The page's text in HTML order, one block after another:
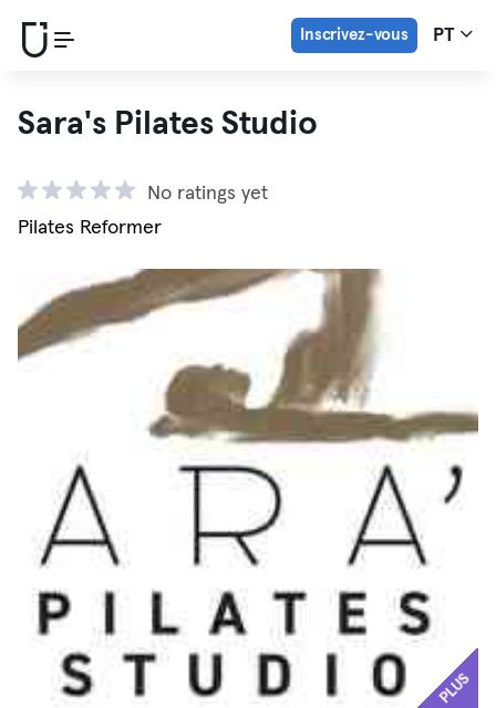
Inscrivez-vous PT
Sara's Pilates Studio
No ratings yet
Pilates Reformer
PLUS